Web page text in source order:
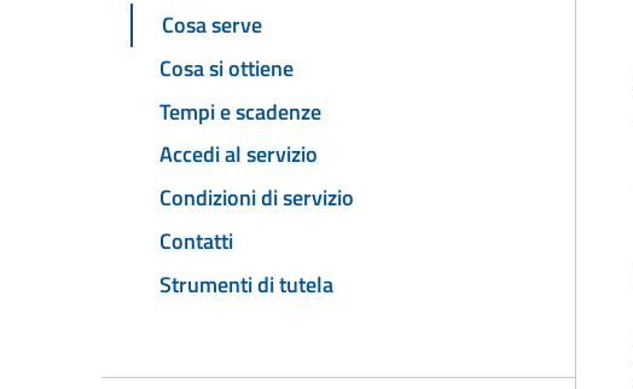
Cosa serve
Cosa si ottiene
Tempi e scadenze
Accedi al servizio
Condizioni di servizio
Contatti
Strumenti di tutela